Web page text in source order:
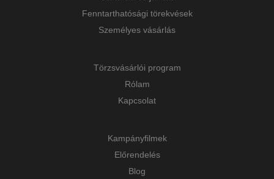
Fenntarthatósági törekvések
Személyes vásárlás
Törzsvásárlói program
Rólam
Kapcsolat
Kampányfilmek
Előrendelés
Blog